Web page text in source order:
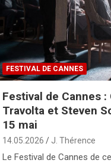
FESTIVAL DE CANNES
Festival de Cannes
Travolta et Steven
15 mai
14.05.2026 J. Thérence
Le Festival de Cannes de